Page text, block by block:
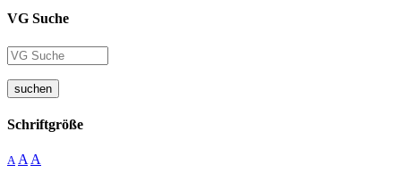
VG Suche
suchen
Schriftgröße
A A A